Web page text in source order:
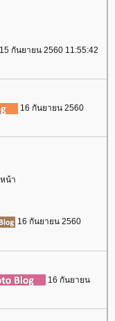
15 กันยายน 2560 11:55:42
16 กันยายน 2560
น้า
16 กันยายน 2560
16 กันยายน